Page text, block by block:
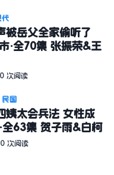
代
被岳父全家偷听了
·全70集 张振荣&王
次阅读
民国
姨太会兵法 女性成
全63集 贺子雨&白柯
次阅读